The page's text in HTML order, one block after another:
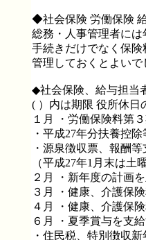
◆社会保険 労働保険
総務・人事管理者には
手続きだけでなく保
管理しておくとよいで
◆社会保険、給与担当
( ）内は期限 役所休日
１月 ・労働保険料第
・平成27年分扶養控
・源泉徴収票、報酬
（平成27年1月末は土
２月 ・新年度の計画
３月 ・健康、介護保
４月 ・健康、介護保
６月 ・夏季賞与を支
・住民税、特別徴収